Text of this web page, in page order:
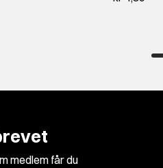
medlem får du